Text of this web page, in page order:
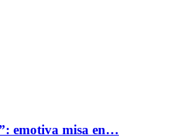
emotiva misa en…